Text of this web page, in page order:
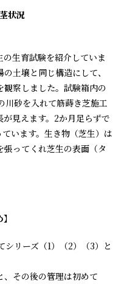
状況
生育試験を紹介していま
土壌と同じ構造にして、
察しました。試験箱内の
川砂を入れて筋蒔き芝施工
見えます。2か月足らずで
います。生き物（芝生）は
ってくれ芝生の表面（タ
リーズ（1）（2）（3）と
その後の管理は初めて